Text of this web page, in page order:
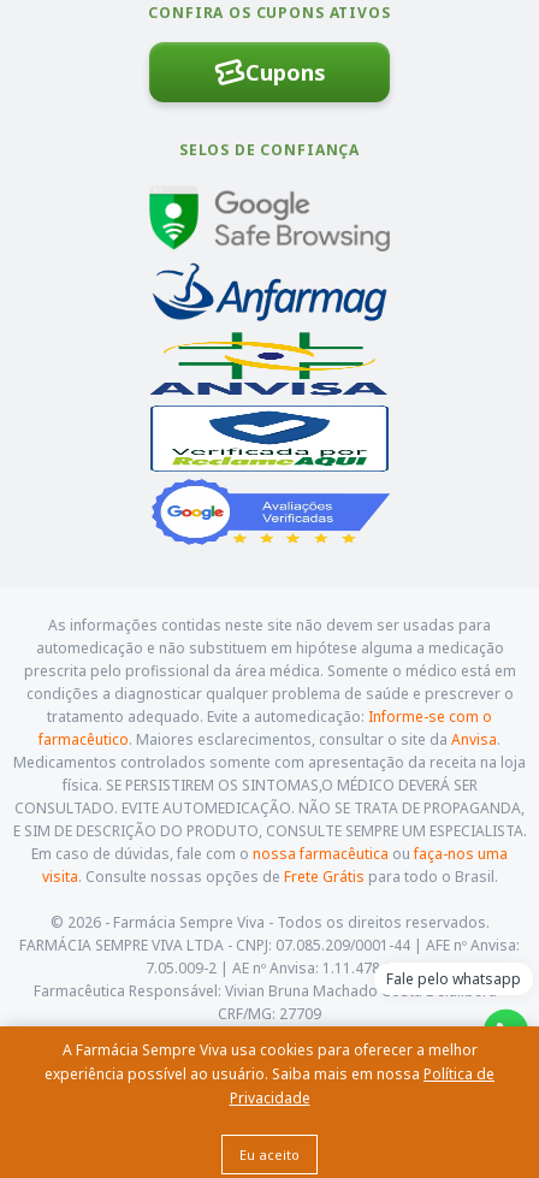
Fale pelo whatsapp
As informações contidas neste site não devem ser usadas para
automedicação e não substituem em hipótese alguma a medicação
prescrita pelo profissional da área médica. Somente o médico está em
condições a diagnosticar qualquer problema de saúde e prescrever o
tratamento adequado. Evite a automedicação: Informe-se com o
farmacêutico. Maiores esclarecimentos, consultar o site da Anvisa.
Medicamentos controlados somente com apresentação da receita na loja
física. SE PERSISTIREM OS SINTOMAS,O MÉDICO DEVERÁ SER
CONSULTADO. EVITE AUTOMEDICAÇÃO. NÃO SE TRATA DE PROPAGANDA,
E SIM DE DESCRIÇÃO DO PRODUTO, CONSULTE SEMPRE UM ESPECIALISTA.
Em caso de dúvidas, fale com o nossa farmacêutica oufaça-nos uma
visita. Consulte nossas opções de Frete Grátis para todo o Brasil.
© 2026 - Farmácia Sempre Viva - Todos os direitos reservados.
FARMÁCIA SEMPRE VIVA LTDA - CNPJ: 07.085.209/0001-44 | AFE nº Anvisa:
7.05.009-2 | AE nº Anvisa: 1.11.478-5
Farmacêutica Responsável: Vivian Bruna Machado Costa Delalibera -
CRF/MG: 27709
(35) 3622-5658 | contato@farmaciasempreviva.com.br
CONFIRA OS CUPONS ATIVOS
Cupons
SELOS DE CONFIANÇA
Eu aceito
A Farmácia Sempre Viva usa cookies para oferecer a melhor
experiência possível ao usuário. Saiba mais em nossa Política de
Privacidade